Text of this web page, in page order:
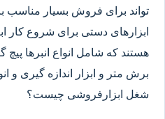
تواند برای فروش بسیار مناسب
ابزارهای دستی برای شروع کار
هستند که شامل انواع انبرها پیچ
برش متر و ابزار اندازه گیری
شغل ابزارفروشی چیست؟